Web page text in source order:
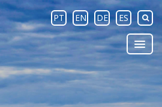
PT EN DE ES